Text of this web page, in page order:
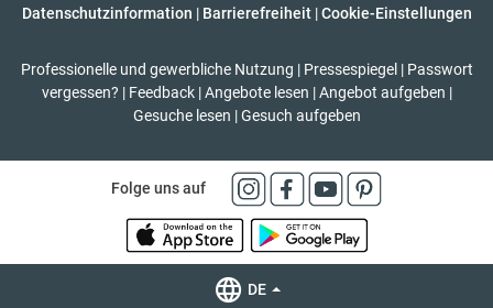
Datenschutzinformation | Barrierefreiheit | Cookie-Einstellungen
Professionelle und gewerbliche Nutzung | Pressespiegel | Passwort
vergessen? | Feedback | Angebote lesen | Angebot aufgeben |
Gesuche lesen | Gesuch aufgeben
Folge uns auf
DE